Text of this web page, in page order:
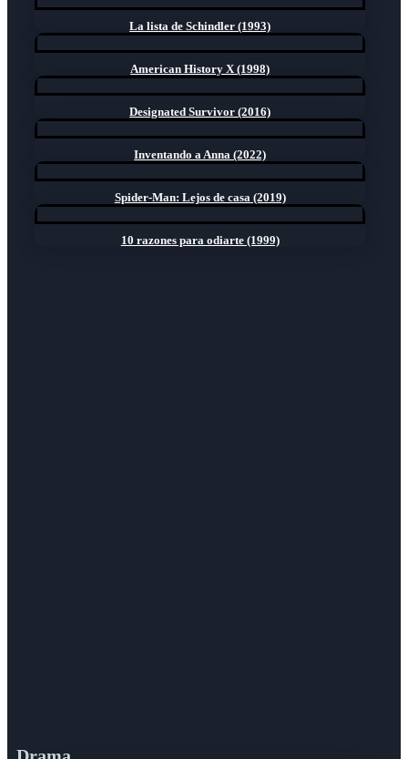
La lista de Schindler (1993)
American History X (1998)
Designated Survivor (2016)
Inventando a Anna (2022)
Spider-Man: Lejos de casa (2019)
10 razones para odiarte (1999)